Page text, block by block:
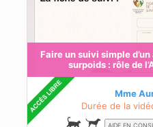
Faire un suivi simple
surpoids : rôle de
Mme
Durée de la
AIDE EN